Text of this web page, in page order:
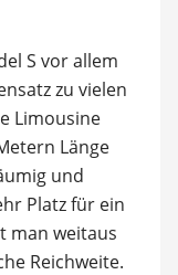
S vor allem
zu vielen
Limousine
Länge
und
Platz für ein
man weitaus
Reichweite.